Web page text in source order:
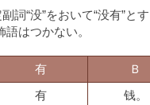
詞“没”をおいて“没有”と
はつかない。
有 Ｂ
有 钱。